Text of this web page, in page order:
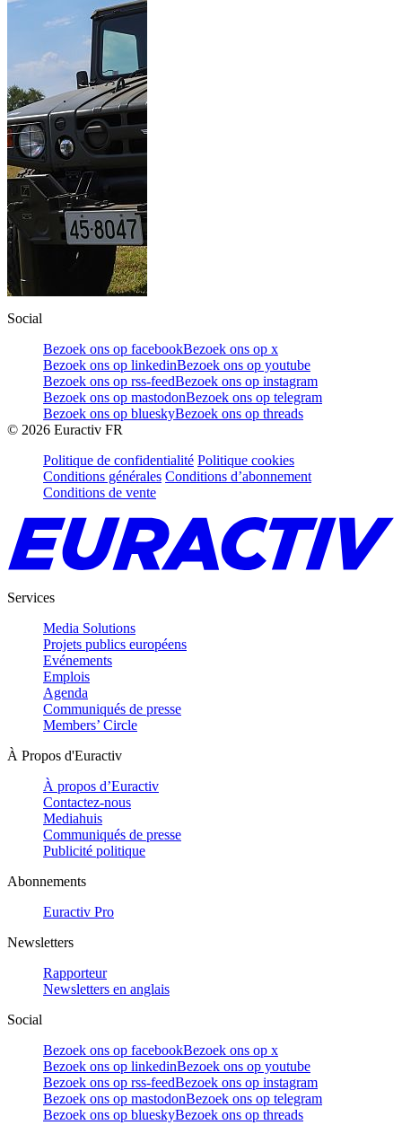
Social
Bezoek ons op facebookBezoek ons op x
Bezoek ons op linkedinBezoek ons op youtube
Bezoek ons op rss-feedBezoek ons op instagram
Bezoek ons op mastodonBezoek ons op telegram
Bezoek ons op blueskyBezoek ons op threads
© 2026 Euractiv FR
Politique de confidentialité Politique cookies
Conditions générales Conditions d’abonnement
Conditions de vente
Services
Media Solutions
Projets publics européens
Evénements
Emplois
Agenda
Communiqués de presse
Members’ Circle
À Propos d'Euractiv
À propos d’Euractiv
Contactez-nous
Mediahuis
Communiqués de presse
Publicité politique
Abonnements
Euractiv Pro
Newsletters
Rapporteur
Newsletters en anglais
Social
Bezoek ons op facebookBezoek ons op x
Bezoek ons op linkedinBezoek ons op youtube
Bezoek ons op rss-feedBezoek ons op instagram
Bezoek ons op mastodonBezoek ons op telegram
Bezoek ons op blueskyBezoek ons op threads